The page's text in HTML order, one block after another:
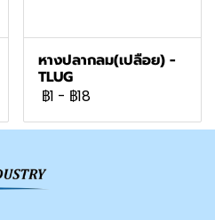
หางปลากลม(เปลือย) -
TLUG
฿1 - ฿18